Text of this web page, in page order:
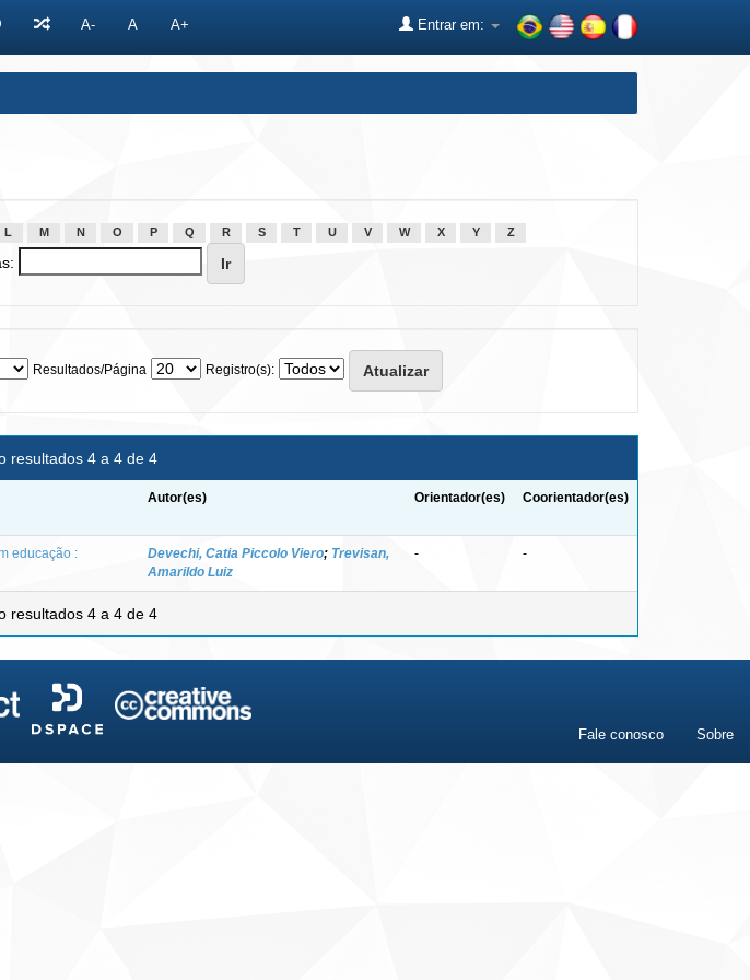
A- A A+ Entrar em:
L M N O P Q R S T U V W X Y Z
Resultados/Página Registro(s):
resultados 4 a 4 de 4
Autor(es) Orientador(es) Coorientador(es)
educação :
Devechi, Catia Piccolo Viero; Trevisan,
Amarildo Luiz
- -
resultados 4 a 4 de 4
Fale conosco Sobre